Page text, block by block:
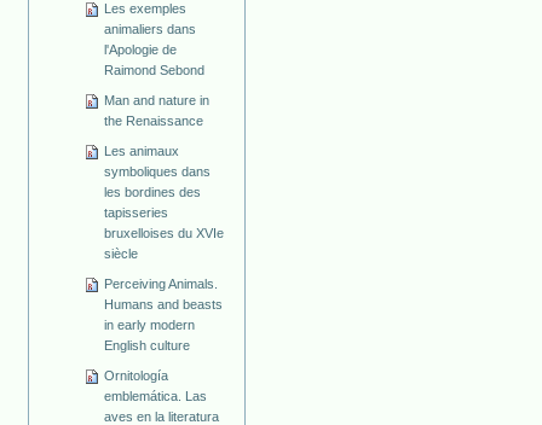
Les exemples
animaliers dans
l'Apologie de
Raimond Sebond
Man and nature in
the Renaissance
Les animaux
symboliques dans
les bordines des
tapisseries
bruxelloises du XVIe
siècle
Perceiving Animals.
Humans and beasts
in early modern
English culture
Ornitología
emblemática. Las
aves en la literatura